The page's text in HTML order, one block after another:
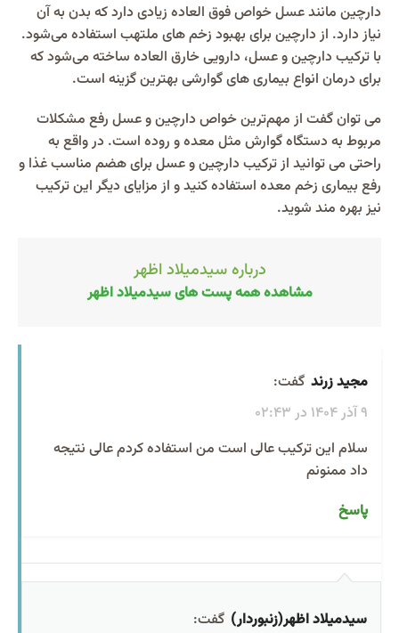
دارچین مانند عسل خواص فوق‌ العاده زیادی دارد که بدن به آن
نیاز دارد. از دارچین برای بهبود زخم‌ های ملتهب استفاده می‌شود.
با ترکیب دارچین و عسل، دارویی خارق‌ العاده ساخته می‌شود که
برای درمان انواع بیماری‌‌ های گوارشی بهترین گزینه است.
می‌ توان گفت از مهم‌ترین خواص دارچین و عسل رفع مشکلات
مربوط به دستگاه گوارش مثل معده و روده است. در واقع به‌
راحتی می‌ توانید از ترکیب دارچین و عسل برای هضم مناسب غذا و
رفع بیماری‌ زخم معده استفاده کنید و از مزایای دیگر این ترکیب
نیز بهره مند شوید.
درباره سیدمیلاد اظهر
مشاهده همه پست های سیدمیلاد اظهر
مجید زرند گفت:
9 آذر 1404 در 02:43
سلام این ترکیب عالی است من استفاده کردم عالی نتیجه
داد ممنونم
پاسخ
سیدمیلاد اظهر(زنبوردار) گفت: